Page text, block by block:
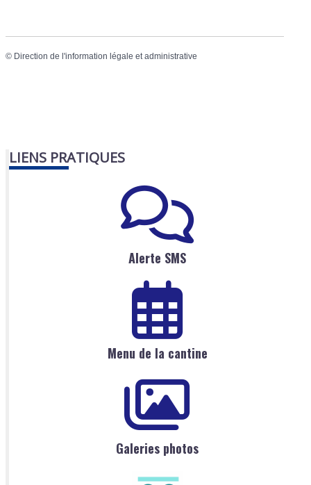
© Direction de l'information légale et administrative
LIENS PRATIQUES
Alerte SMS
Menu de la cantine
Galeries photos